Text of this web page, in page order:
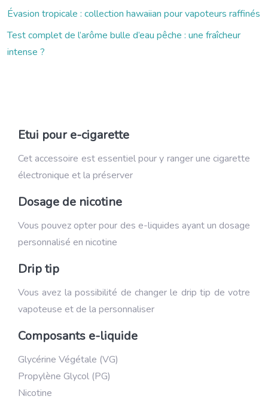
Évasion tropicale : collection hawaiian pour vapoteurs raffinés
Test complet de l’arôme bulle d’eau pêche : une fraîcheur
intense ?
Etui pour e-cigarette
Cet accessoire est essentiel pour y ranger une cigarette
électronique et la préserver
Dosage de nicotine
Vous pouvez opter pour des e-liquides ayant un dosage
personnalisé en nicotine
Drip tip
Vous avez la possibilité de changer le drip tip de votre
vapoteuse et de la personnaliser
Composants e-liquide
Glycérine Végétale (VG)
Propylène Glycol (PG)
Nicotine